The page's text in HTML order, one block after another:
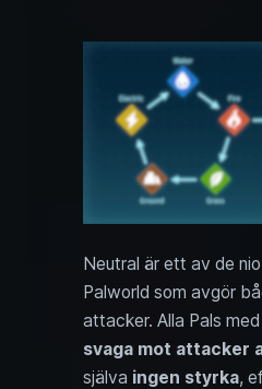
Neutral är ett av de
Palworld som avgör
attacker. Alla Pals
svaga mot attacker
själva ingen styrka,